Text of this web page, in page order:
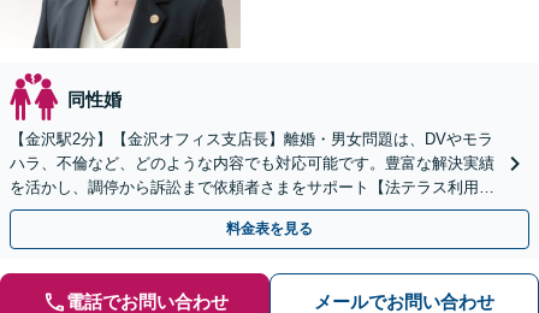
同性婚
【金沢駅2分】【金沢オフィス支店長】離婚・男女問題は、DVやモラ
ハラ、不倫など、どのような内容でも対応可能です。豊富な解決実績
を活かし、調停から訴訟まで依頼者さまをサポート【法テラス利用
可】【初回30分無料】費用もご相談ください
料金表を見る
電話でお問い合わせ メールでお問い合わせ